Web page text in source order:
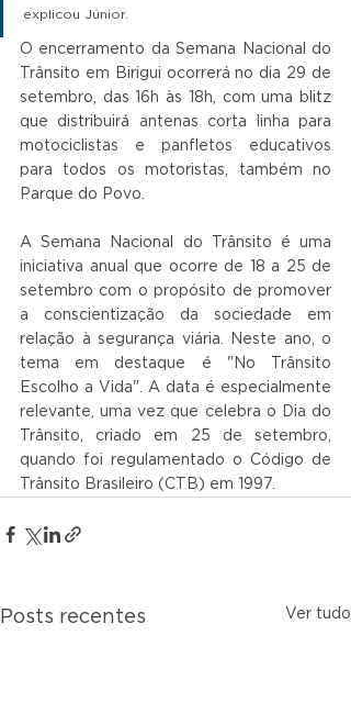
explicou Júnior.
O encerramento da Semana Nacional do
Trânsito em Birigui ocorrerá no dia 29 de
setembro, das 16h às 18h, com uma blitz
que distribuirá antenas corta linha para
motociclistas e panfletos educativos
para todos os motoristas, também no
Parque do Povo.
A Semana Nacional do Trânsito é uma
iniciativa anual que ocorre de 18 a 25 de
setembro com o propósito de promover
a conscientização da sociedade em
relação à segurança viária. Neste ano, o
tema em destaque é "No Trânsito
Escolho a Vida". A data é especialmente
relevante, uma vez que celebra o Dia do
Trânsito, criado em 25 de setembro,
quando foi regulamentado o Código de
Trânsito Brasileiro (CTB) em 1997.
Posts recentes Ver tudo